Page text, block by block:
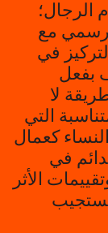
مع
في
بفعل
لا
التي
كعمال
في
الأثر